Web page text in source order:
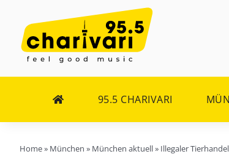
Inhalt
springen
95.5 CHARIVARI
Home» München » München aktuell» Illegaler